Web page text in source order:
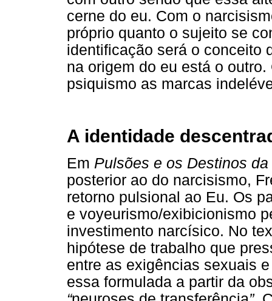
cerne do eu. Com o
próprio quanto o sujeito se
identificação será o conceito
na origem do eu está o
psiquismo as marcas
A identidade
Em Pulsões e os Destinos
posterior ao do narcisismo,
retorno pulsional ao Eu. Os
e voyeurismo/exibicionismo
investimento narcísico. No
hipótese de trabalho que
entre as exigências sexuais
essa formulada a partir da